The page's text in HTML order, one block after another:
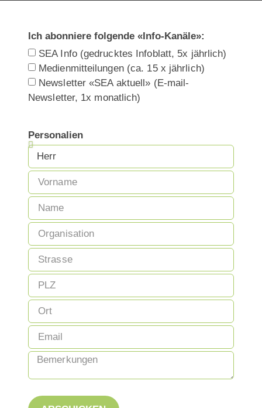
Ich abonniere folgende «Info-Kanäle»:
SEA Info (gedrucktes Infoblatt, 5x jährlich)
Medienmitteilungen (ca. 15 x jährlich)
Newsletter «SEA aktuell» (E-mail-
Newsletter, 1x monatlich)
Personalien